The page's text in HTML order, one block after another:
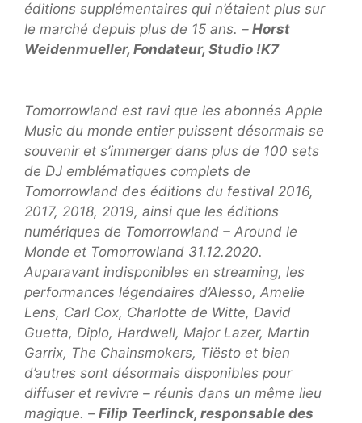
éditions supplémentaires qui n’étaient plus sur
le marché depuis plus de 15 ans. – Horst
Weidenmueller, Fondateur, Studio !K7
Tomorrowland est ravi que les abonnés Apple
Music du monde entier puissent désormais se
souvenir et s’immerger dans plus de 100 sets
de DJ emblématiques complets de
Tomorrowland des éditions du festival 2016,
2017, 2018, 2019, ainsi que les éditions
numériques de Tomorrowland – Around le
Monde et Tomorrowland 31.12.2020.
Auparavant indisponibles en streaming, les
performances légendaires d’Alesso, Amelie
Lens, Carl Cox, Charlotte de Witte, David
Guetta, Diplo, Hardwell, Major Lazer, Martin
Garrix, The Chainsmokers, Tiësto et bien
d’autres sont désormais disponibles pour
diffuser et revivre – réunis dans un même lieu
magique. – Filip Teerlinck, responsable des